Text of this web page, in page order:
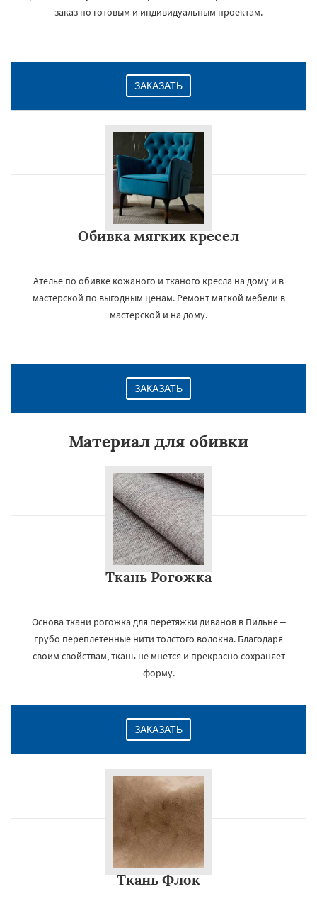
заказ по готовым и индивидуальным проектам.
ЗАКАЗАТЬ
Обивка мягких кресел
Ателье по обивке кожаного и тканого кресла на дому и в
мастерской по выгодным ценам. Ремонт мягкой мебели в
мастерской и на дому.
ЗАКАЗАТЬ
Материал для обивки
Ткань Рогожка
Основа ткани рогожка для перетяжки диванов в Пильне –
грубо переплетенные нити толстого волокна. Благодаря
своим свойствам, ткань не мнется и прекрасно сохраняет
форму.
ЗАКАЗАТЬ
Ткань Флок